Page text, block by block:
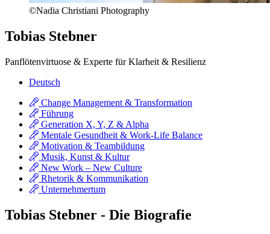
©Nadia Christiani Photography
Tobias Stebner
Panflötenvirtuose & Experte für Klarheit & Resilienz
Deutsch
Change Management & Transformation
Führung
Generation X, Y, Z & Alpha
Mentale Gesundheit & Work-Life Balance
Motivation & Teambildung
Musik, Kunst & Kultur
New Work – New Culture
Rhetorik & Kommunikation
Unternehmertum
Tobias Stebner - Die Biografie